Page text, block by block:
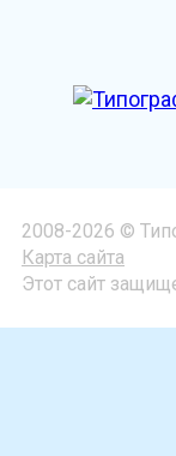
2008-2026 ©
Карта сайта
Этот сайт